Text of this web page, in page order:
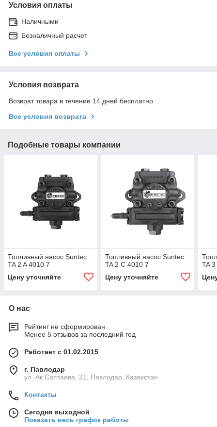
Условия оплаты
Наличными
Безналичный расчет
Все условия оплаты
Условия возврата
Возврат товара в течение 14 дней бесплатно
Все условия возврата
Подобные товары компании
Топливный насос Suntec
TA 2 A 4010 7
Цену уточняйте
Топливный насос Suntec
TA 2 C 4010 7
Цену уточняйте
TA
О нас
Рейтинг не сформирован
Менее 5 отзывов за последний год
Работает с 01.02.2015
г. Павлодар
ул. Ак.Сатпаева, 21, Павлодар, Казахстан
Контакты
Сегодня выходной
Показать весь график работы